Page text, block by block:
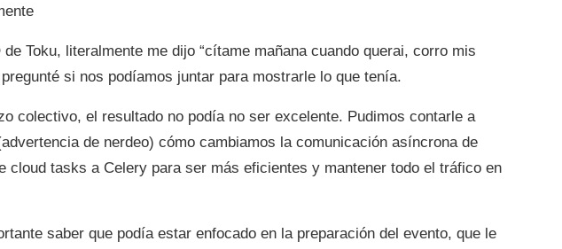
de Toku, literalmente me dijo “cítame mañana cuando querai, corro mis
si nos podíamos juntar para mostrarle lo que tenía.
colectivo, el resultado no podía no ser excelente. Pudimos contarle a
de nerdeo) cómo cambiamos la comunicación asíncrona de
cloud tasks a Celery para ser más eficientes y mantener todo el tráfico en
saber que podía estar enfocado en la preparación del evento, que le